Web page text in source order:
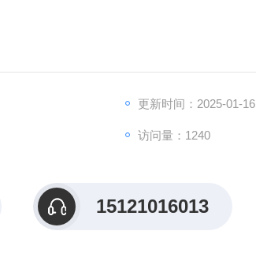
更新时间：2025-01-16
访问量：1240
15121016013